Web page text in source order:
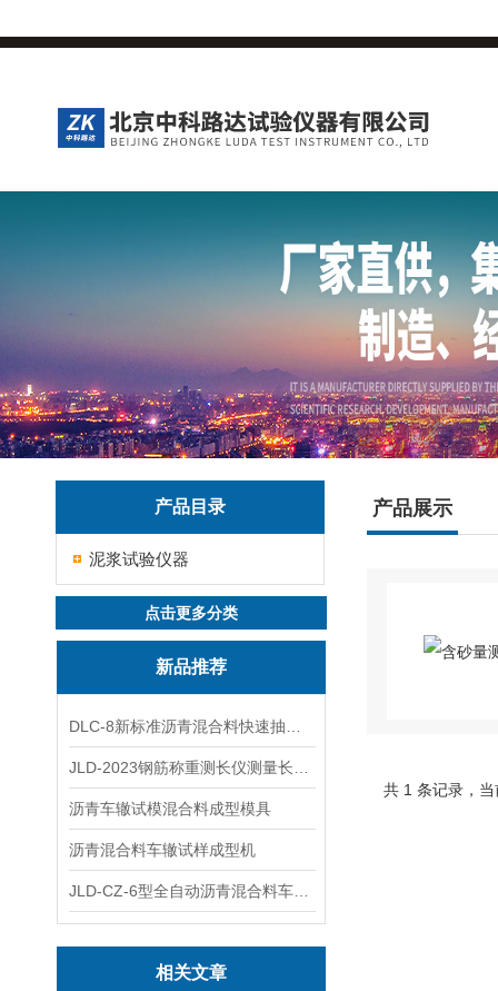
产品目录
泥浆试验仪器
点击更多分类
新品推荐
沥青车辙试模混合料成型模具
沥青混合料车辙试样成型机
相关文章
产品展示
共 1 条记录，